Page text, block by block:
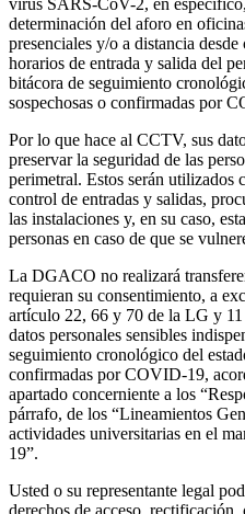
virus SARS-CoV-2, en
determinación del aforo en
presenciales y/o a distancia
horarios de entrada y salida del
bitácora de seguimiento
sospechosas o confirmadas por
Por lo que hace al CCTV, sus
preservar la seguridad de las
perimetral. Estos serán utilizados
control de entradas y salidas,
las instalaciones y, en su caso,
personas en caso de que se
La DGACO no realizará
requieran su consentimiento, a
artículo 22, 66 y 70 de la LG y
datos personales sensibles
seguimiento cronológico del
confirmadas por COVID-19,
apartado concerniente a los
párrafo, de los “Lineamientos
actividades universitarias en el
19”.
Usted o su representante legal